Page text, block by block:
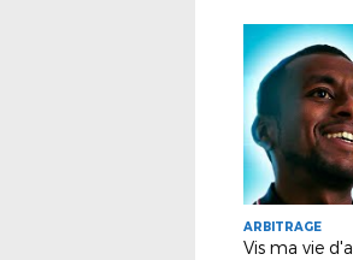
ARBITRAGE
Vis ma vie